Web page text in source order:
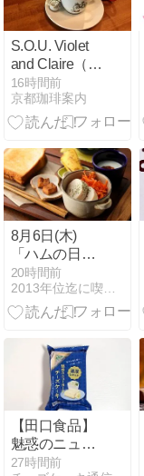
S.O.U. Violet
and Claire（出
町柳 桝形商店
街）
16時間前
京都珈琲案内
8月6日(木)
「ハムの日に
美味しい鶏ハ
ムを」
20時間前
2013年位迄に喫茶店を開店したいブログ
【田口食品】
魅惑のニュー
ヨークチーズ
27時間前